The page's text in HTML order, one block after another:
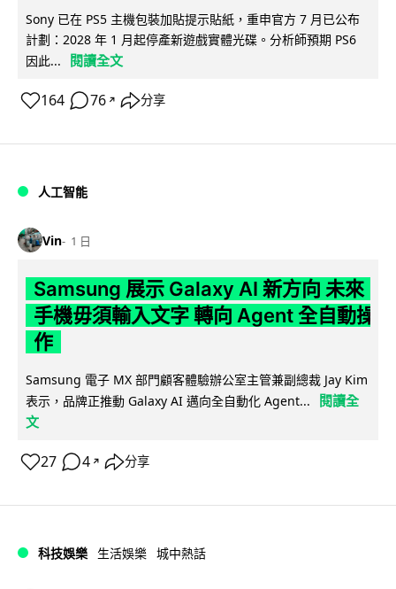
Sony 已在 PS5 主機包裝加貼提示貼紙，重申官方 7 月已公布
計劃：2028 年 1 月起停產新遊戲實體光碟。分析師預期 PS6
因此...
閱讀全文
164 76 ↗ 分享
人工智能
Vin 1 日
Samsung 展示 Galaxy AI 新方向 未來
手機毋須輸入文字 轉向 Agent 全自動操
作
Samsung 電子 MX 部門顧客體驗辦公室主管兼副總裁 Jay Kim
表示，品牌正推動 Galaxy AI 邁向全自動化 Agent...
閱讀全
文
27 4 ↗ 分享
科技娛樂 生活娛樂 城中熱話